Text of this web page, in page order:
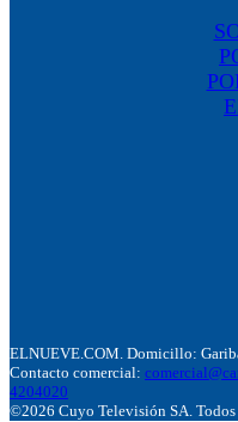
ELNUEVE.COM. Domicillo:
Contacto comercial:
4204020
©2026 Cuyo Televisión SA. Todos